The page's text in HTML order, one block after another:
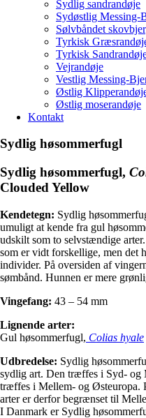
Sydlig sandrandøje
Sydøstlig Messing-
Sølvbåndet
Tyrkisk
Tyrkisk
Vejrandøje
Vestlig Messing-
Østlig
Østlig moserandøje
Kontakt
Sydlig høsommerfugl
Sydlig høsommerfugl,
Clouded Yellow
Kendetegn: Sydlig
umuligt at kende fra gul
udskilt som to selvstændige
som er vidt forskellige, men det
individer. På oversiden af
sømbånd. Hunnen er mere
Vingefang: 43 – 54 mm
Lignende arter:
Gul høsommerfugl, Colias hyale
Udbredelse: Sydlig
sydlig art. Den træffes i Syd- og
træffes i Mellem- og Østeuropa.
arter er derfor begrænset til
I Danmark er Sydlig